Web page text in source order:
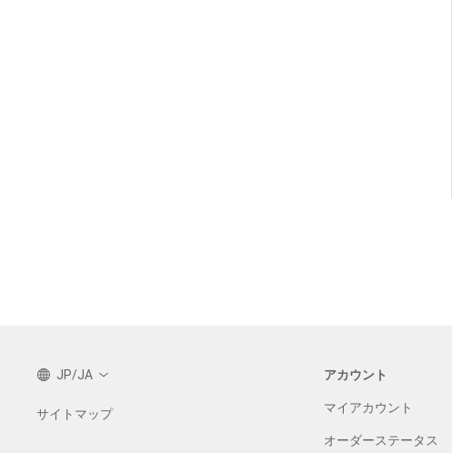
JP/JA
サイトマップ
アカウント
マイアカウント
オーダーステータス